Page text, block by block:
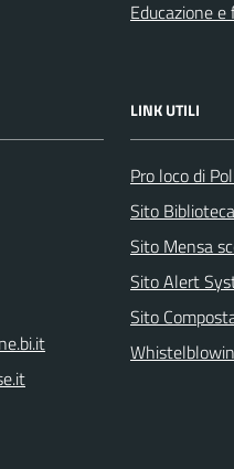
Educazione
LINK UTILI
Pro loco di
Sito
Sito Mensa
Sito Alert
Sito